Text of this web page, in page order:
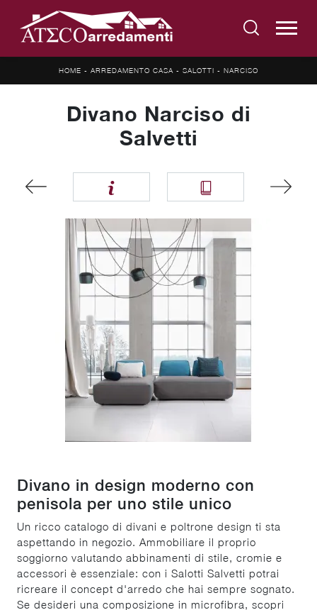
HOME - ARREDAMENTO CASA - SALOTTI - NARCISO
Divano Narciso di
Salvetti
Divano in design moderno con
penisola per uno stile unico
Un ricco catalogo di divani e poltrone design ti sta
aspettando in negozio. Ammobiliare il proprio
soggiorno valutando abbinamenti di stile, cromie e
accessori è essenziale: con i Salotti Salvetti potrai
ricreare il concept d'arredo che hai sempre sognato.
Se desideri una composizione in microfibra, scopri